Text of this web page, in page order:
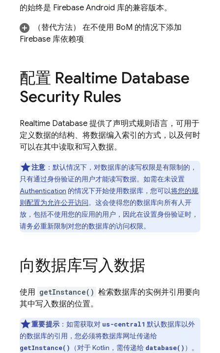
的始终是 Firebase Android 库的兼容版本。
（替代方法）
在不使用 BoM 的情况下添加
Firebase 库依赖项
配置 Realtime Database
Security Rules
Realtime Database 提供了声明式规则语言，可用于
定义数据的结构、将数据编入索引的方式，以及何时
可以在其中读取和写入数据。
注意 ： 默认情况下，对数据库的读写权限是有限制的，
只有通过身份验证的用户才能读写数据。如需在未设置
Authentication 的情况下开始使用数据库，您可以将您的规
则配置为允许公开访问。这会使得您的数据库向所有人开
放，包括不使用您的应用的用户，因此在设置身份验证时，
请务必重新限制对您的数据库的访问权限。
向数据库写入数据
使用 getInstance() 检索数据库的实例并引用要向
其中写入数据的位置。
重要提示 ：如需获取对 us-central1 默认数据库以外
的数据库的引用，您必须将数据库网址传递给
getInstance() （对于 Kotlin，需传递给 database() ）。